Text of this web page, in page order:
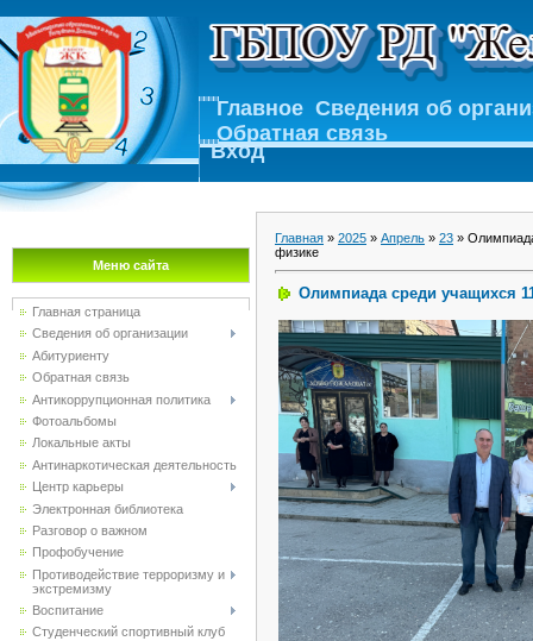
Главное Сведения об
Обратная связь
Вход
Меню сайта
Главная страница
Сведения об организации
Абитуриенту
Обратная связь
Антикоррупционная политика
Фотоальбомы
Локальные акты
Антинаркотическая деятельность
Центр карьеры
Электронная библиотека
Разговор о важном
Профобучение
Противодействие терроризму и
экстремизму
Воспитание
Студенческий спортивный клуб
Главная » 2025 » Апрель » 23 »
физике
Олимпиада среди учащихся